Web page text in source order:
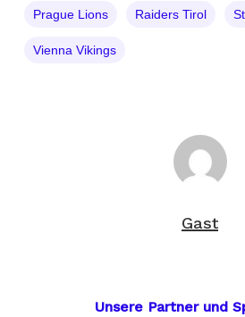
Prague Lions Raiders Tirol
Vienna Vikings
Gast
Unsere Partner und